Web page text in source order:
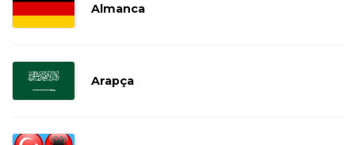
Almanca
Arapça